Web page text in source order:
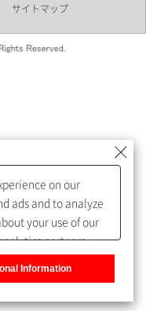
ただくと、技術情報や
きます。
サイトマップ
on our
ads and to analyze
your use of our
partners,
Information